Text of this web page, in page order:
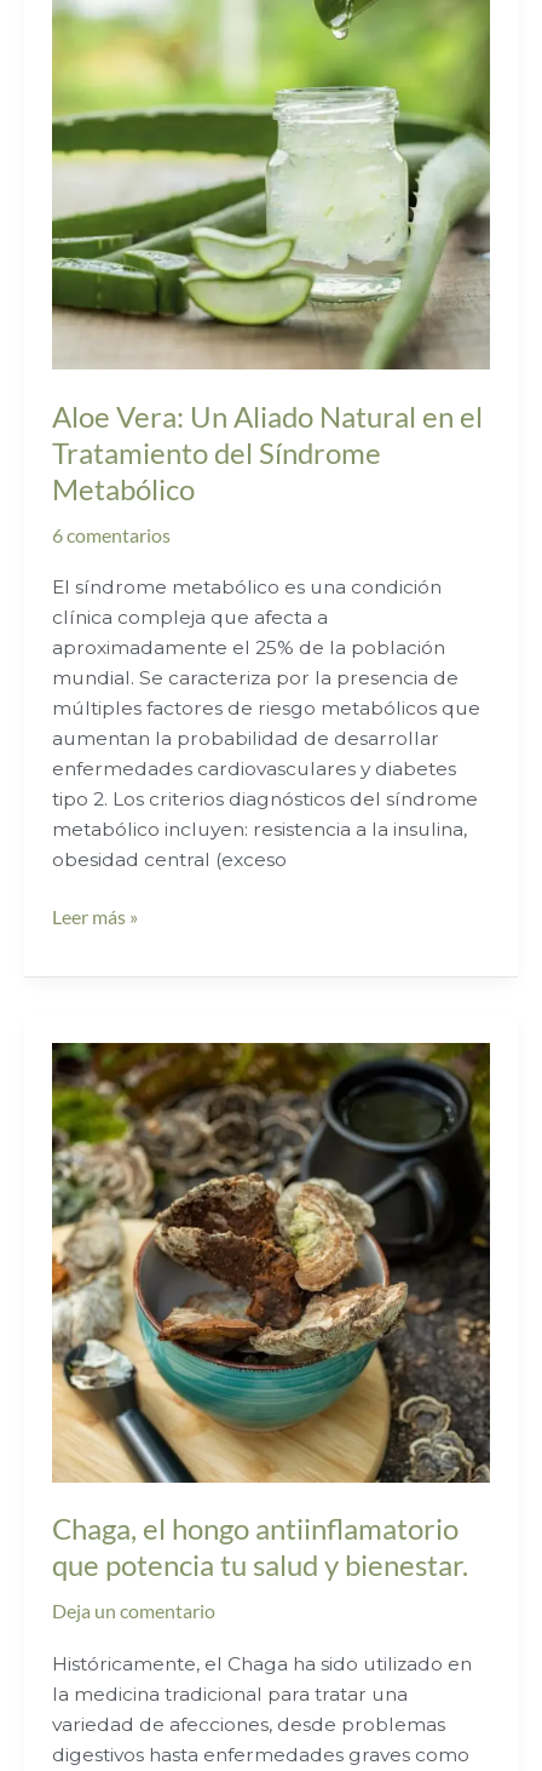
Aloe Vera: Un Aliado Natural en el
Tratamiento del Síndrome
Metabólico
6 comentarios
El síndrome metabólico es una condición
clínica compleja que afecta a
aproximadamente el 25% de la población
mundial. Se caracteriza por la presencia de
múltiples factores de riesgo metabólicos que
aumentan la probabilidad de desarrollar
enfermedades cardiovasculares y diabetes
tipo 2. Los criterios diagnósticos del síndrome
metabólico incluyen: resistencia a la insulina,
obesidad central (exceso
Un
el
Tratamiento
Síndrome
Metabólico
Leer más »
Chaga, el hongo antiinflamatorio
que potencia tu salud y bienestar.
Deja un comentario
Históricamente, el Chaga ha sido utilizado en
la medicina tradicional para tratar una
variedad de afecciones, desde problemas
digestivos hasta enfermedades graves como
Chaga,
el
hongo
antiinflamatorio
que
potencia
tu
salud
y
bienestar.